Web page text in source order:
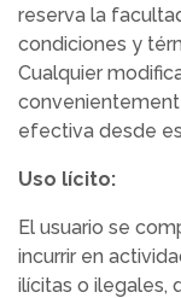
reserva la
condiciones y
Cualquier
efectiva desde
Uso lícito:
El usuario se
incurrir en
ilícitas o ilegales,